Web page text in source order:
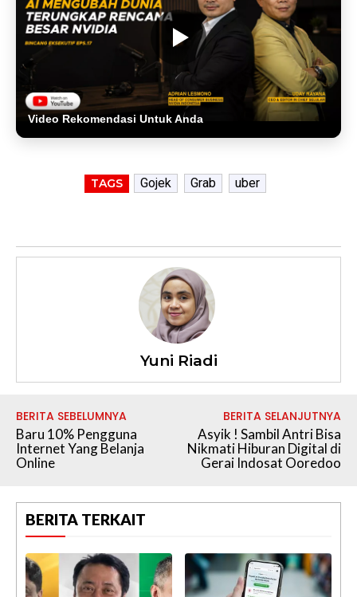
Video Rekomendasi Untuk Anda
TAGS Gojek Grab uber
Yuni Riadi
BERITA SEBELUMNYA
Baru 10% Pengguna
Internet Yang Belanja
Online
BERITA SELANJUTNYA
Asyik ! Sambil Antri Bisa
Nikmati Hiburan Digital di
Gerai Indosat Ooredoo
BERITA TERKAIT